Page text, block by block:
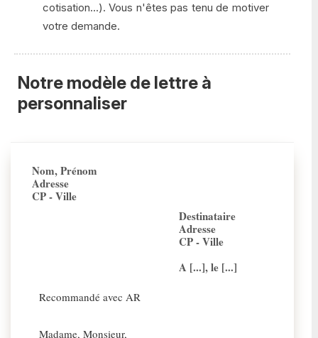
cotisation...). Vous n'êtes pas tenu de motiver
votre demande.
Notre modèle de lettre à
personnaliser
Nom, Prénom
Adresse
CP - Ville
Destinataire
Adresse
CP - Ville
A [...], le [...]
Recommandé avec AR
Madame, Monsieur,